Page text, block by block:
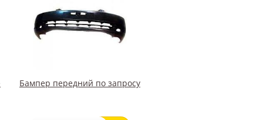
Бампер передний по запросу